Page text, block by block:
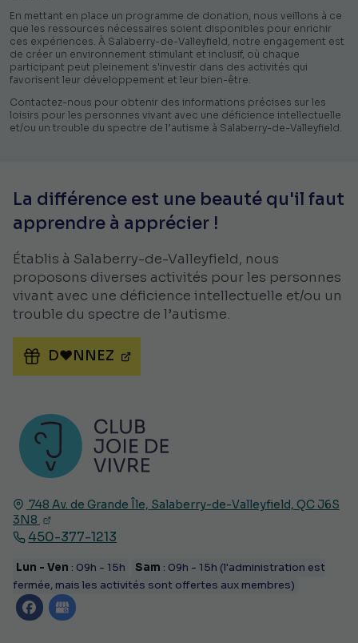
En mettant en place un programme de donation, nous veillons à ce
que les ressources nécessaires soient disponibles pour enrichir
ces expériences. À Salaberry-de-Valleyfield, notre engagement est
de créer un environnement stimulant et inclusif, où chaque
participant peut pleinement s'investir dans des activités qui
favorisent leur développement et leur bien-être.
Contactez-nous pour obtenir des informations précises sur les
loisirs pour les personnes vivant avec une déficience intellectuelle
et/ou un trouble du spectre de l’autisme à Salaberry-de-Valleyfield.
748 Av. de Grande Île, Salaberry-de-Valleyfield, QC J6S
3N8
450-377-1213
Lun - Ven : 09h - 15h Sam : 09h - 15h (l'administration est
fermée, mais les activités sont offertes aux membres)
La différence est une beauté qu'il faut
apprendre à apprécier !
Établis à Salaberry-de-Valleyfield, nous
proposons diverses activités pour les personnes
vivant avec une déficience intellectuelle et/ou un
trouble du spectre de l’autisme.
D♥NNEZ